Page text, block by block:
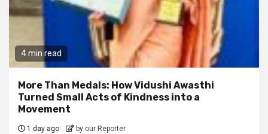
4 min read
More Than Medals: How Vidushi Awasthi
Turned Small Acts of Kindness into a
Movement
1 day ago by our Reporter